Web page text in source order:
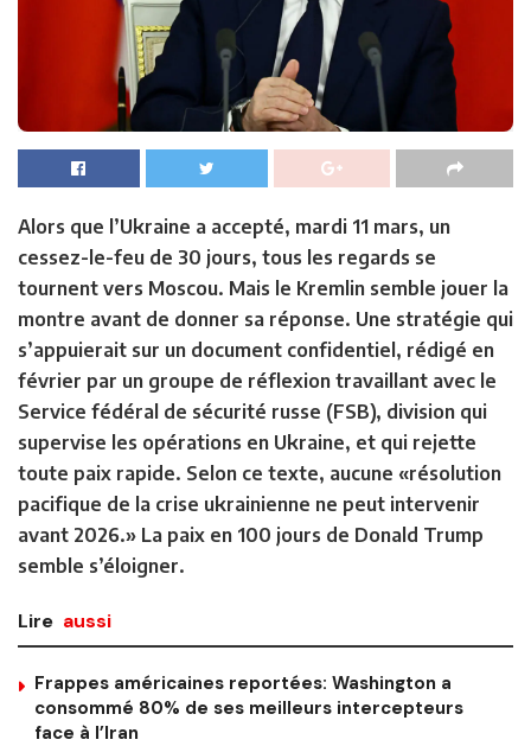
Alors que l’Ukraine a accepté, mardi 11 mars, un
cessez-le-feu de 30 jours, tous les regards se
tournent vers Moscou. Mais le Kremlin semble jouer la
montre avant de donner sa réponse. Une stratégie qui
s’appuierait sur un document confidentiel, rédigé en
février par un groupe de réflexion travaillant avec le
Service fédéral de sécurité russe (FSB), division qui
supervise les opérations en Ukraine, et qui rejette
toute paix rapide. Selon ce texte, aucune «résolution
pacifique de la crise ukrainienne ne peut intervenir
avant 2026.» La paix en 100 jours de Donald Trump
semble s’éloigner.
Lire aussi
Frappes américaines reportées: Washington a
consommé 80% de ses meilleurs intercepteurs
face à l’Iran